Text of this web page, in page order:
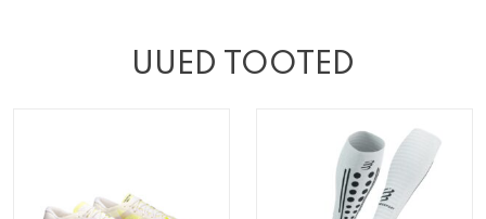
UUED TOOTED